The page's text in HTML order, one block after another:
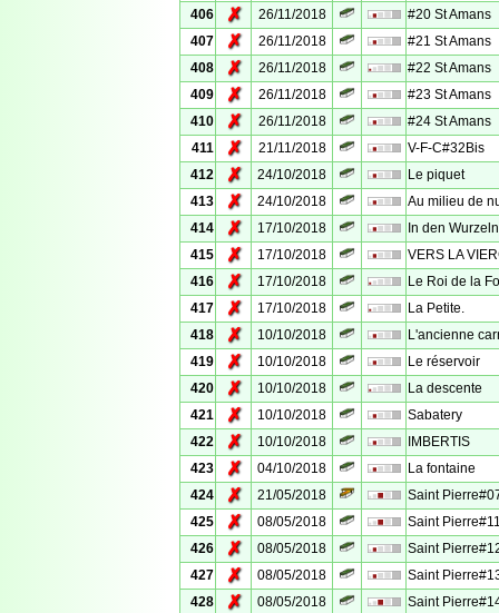
406
✗ 26/11/2018
#20 St Amans
407
✗ 26/11/2018
#21 St Amans
408
✗ 26/11/2018
#22 St Amans
409
✗ 26/11/2018
#23 St Amans
410
✗ 26/11/2018
#24 St Amans
411
✗ 21/11/2018
V-F-C#32Bis
412
✗ 24/10/2018
Le piquet
413
✗ 24/10/2018
Au milieu de
414
✗ 17/10/2018
In den
415
✗ 17/10/2018
VERS LA
416
✗ 17/10/2018
Le Roi de la
417
✗ 17/10/2018
La Petite.
418
✗ 10/10/2018
L'ancienne
419
✗ 10/10/2018
Le réservoir
420
✗ 10/10/2018
La descente
421
✗ 10/10/2018
Sabatery
422
✗ 10/10/2018
IMBERTIS
423
✗ 04/10/2018
La fontaine
424
✗ 21/05/2018
Saint
425
✗ 08/05/2018
Saint
426
✗ 08/05/2018
Saint
427
✗ 08/05/2018
Saint
428
✗ 08/05/2018 Saint